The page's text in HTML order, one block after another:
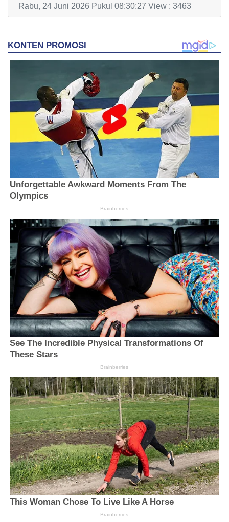
Rabu, 24 Juni 2026 Pukul 08:30:27 View : 3463